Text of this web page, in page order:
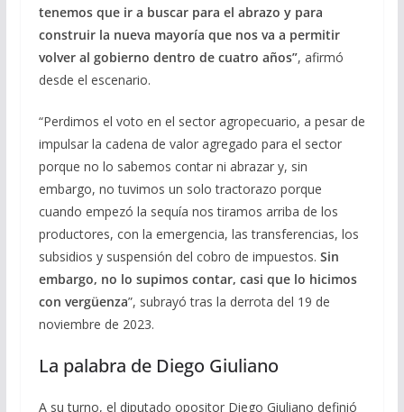
tenemos que ir a buscar para el abrazo y para
construir la nueva mayoría que nos va a permitir
volver al gobierno dentro de cuatro años”, afirmó
desde el escenario.
“Perdimos el voto en el sector agropecuario, a pesar de
impulsar la cadena de valor agregado para el sector
porque no lo sabemos contar ni abrazar y, sin
embargo, no tuvimos un solo tractorazo porque
cuando empezó la sequía nos tiramos arriba de los
productores, con la emergencia, las transferencias, los
subsidios y suspensión del cobro de impuestos. Sin
embargo, no lo supimos contar, casi que lo hicimos
con vergüenza”, subrayó tras la derrota del 19 de
noviembre de 2023.
La palabra de Diego Giuliano
A su turno, el diputado opositor Diego Giuliano definió